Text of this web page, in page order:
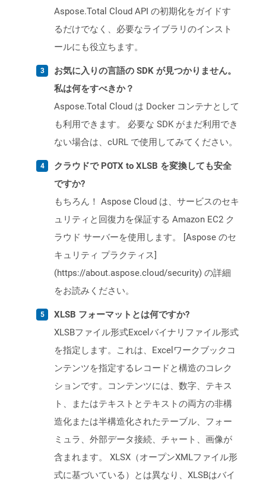
Aspose.Total Cloud API の初期化をガイドす
るだけでなく、必要なライブラリのインスト
ールにも役立ちます。
お気に入りの言語の SDK が見つかりません。
私は何をすべきか？
Aspose.Total Cloud は Docker コンテナとして
も利用できます。 必要な SDK がまだ利用でき
ない場合は、cURL で使用してみてください。
クラウドで POTX to XLSB を変換しても安全
ですか?
もちろん！ Aspose Cloud は、サービスのセキ
ュリティと回復力を保証する Amazon EC2 ク
ラウド サーバーを使用します。 [Aspose のセ
キュリティ プラクティス]
(https://about.aspose.cloud/security) の詳細
をお読みください。
XLSB フォーマットとは何ですか?
XLSBファイル形式Excelバイナリファイル形式
を指定します。これは、Excelワークブックコ
ンテンツを指定するレコードと構造のコレク
ションです。コンテンツには、数字、テキス
ト、またはテキストとテキストの両方の非構
造化または半構造化されたテーブル、フォー
ミュラ、外部データ接続、チャート、画像が
含まれます。 XLSX（オープンXMLファイル形
式に基づいている）とは異なり、XLSBはバイ